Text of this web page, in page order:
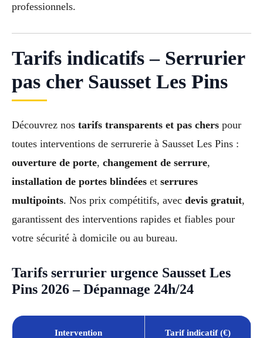
professionnels.
Tarifs indicatifs – Serrurier
pas cher Sausset Les Pins
Découvrez nos tarifs transparents et pas chers pour
toutes interventions de serrurerie à Sausset Les Pins :
ouverture de porte, changement de serrure,
installation de portes blindées et serrures
multipoints. Nos prix compétitifs, avec devis gratuit,
garantissent des interventions rapides et fiables pour
votre sécurité à domicile ou au bureau.
Tarifs serrurier urgence Sausset Les
Pins 2026 – Dépannage 24h/24
Intervention Tarif indicatif (€)